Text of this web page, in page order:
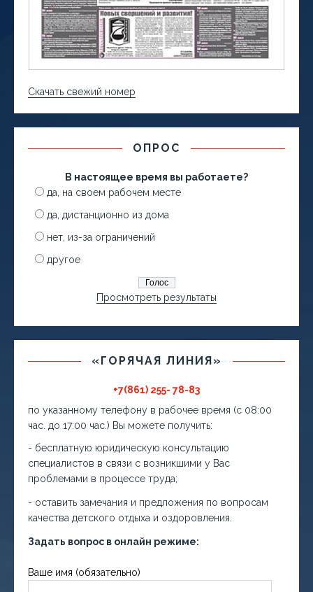
Скачать свежий номер
ОПРОС
В настоящее время вы работаете?
да, на своем рабочем месте
да, дистанционно из дома
нет, из-за ограничений
другое
Просмотреть результаты
«ГОРЯЧАЯ ЛИНИЯ»
+7(861) 255- 78-83
по указанному телефону в рабочее время (с 08:00
час. до 17:00 час.) Вы можете получить:
- бесплатную юридическую консультацию
специалистов в связи с возникшими у Вас
проблемами в процессе труда;
- оставить замечания и предложения по вопросам
качества детского отдыха и оздоровления.
Задать вопрос в онлайн режиме:
Ваше имя (обязательно)